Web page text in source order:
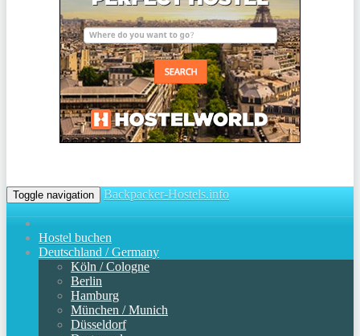
Toggle navigation Backpacker-Hostels.info
Hostel buchen
Deutschland / Germany
Köln / Cologne
Berlin
Hamburg
München / Munich
Düsseldorf